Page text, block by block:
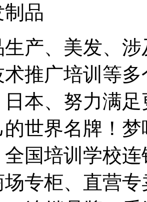
品
生产、美发、
推广培训等
本、努力满
的世界名牌！
国培训学校
场专柜、直营